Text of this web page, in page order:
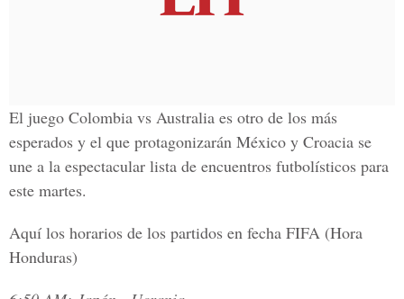
El juego Colombia vs Australia es otro de los más
esperados y el que protagonizarán México y Croacia se
une a la espectacular lista de encuentros futbolísticos para
este martes.
Aquí los horarios de los partidos en fecha FIFA (Hora
Honduras)